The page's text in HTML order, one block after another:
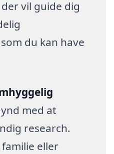
vil guide dig
du kan have
med at
research.
eller